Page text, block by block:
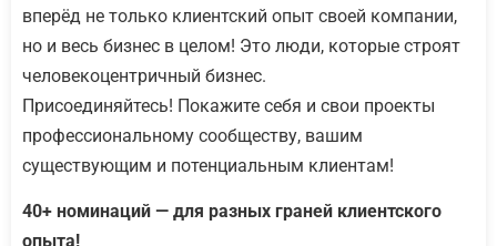
вперёд не только клиентский опыт своей компании,
но и весь бизнес в целом! Это люди, которые строят
человекоцентричный бизнес.
Присоединяйтесь! Покажите себя и свои проекты
профессиональному сообществу, вашим
существующим и потенциальным клиентам!
40+ номинаций — для разных граней клиентского
опыта!